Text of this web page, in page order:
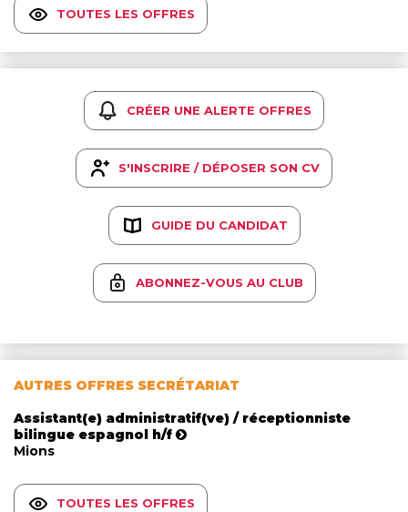
TOUTES LES OFFRES
CRÉER UNE ALERTE OFFRES
S'INSCRIRE / DÉPOSER SON CV
GUIDE DU CANDIDAT
ABONNEZ-VOUS AU CLUB
AUTRES OFFRES SECRÉTARIAT
Assistant(e) administratif(ve) / réceptionniste
bilingue espagnol h/f
Mions
TOUTES LES OFFRES